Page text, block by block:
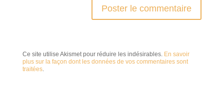
Ce site utilise Akismet pour réduire les indésirables. En savoir
plus sur la façon dont les données de vos commentaires sont
traitées.